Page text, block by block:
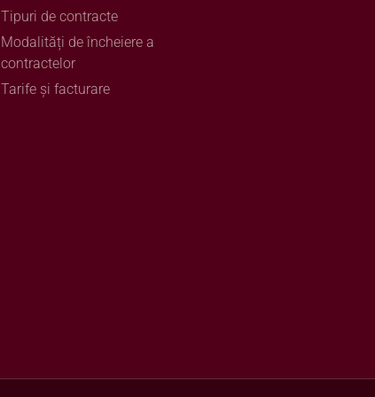
Tipuri de contracte
Modalități de încheiere a
contractelor
Tarife și facturare